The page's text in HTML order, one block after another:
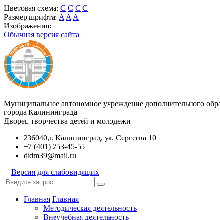
Цветовая схема: C C C C
Размер шрифта: A A A
Изображения:
Обычная версия сайта
Муниципальное автономное учреждение дополнительного
города Калининграда
Дворец творчества детей и молодежи
236040,г. Калининград, ул. Сергеева 10
+7 (401) 253-45-55
dtdm39@mail.ru
Версия для слабовидящих
Главная Главная
Методическая деятельность
Внеучебная деятельность